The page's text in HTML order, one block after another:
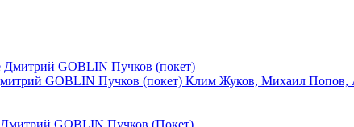
GOBLIN Пучков (покет) Клим Жуков, Михаил Попов,